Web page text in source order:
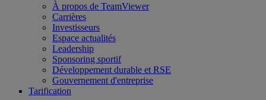
À propos de TeamViewer
Carrières
Investisseurs
Espace actualités
Leadership
Sponsoring sportif
Développement durable et RSE
Gouvernement d'entreprise
Tarification